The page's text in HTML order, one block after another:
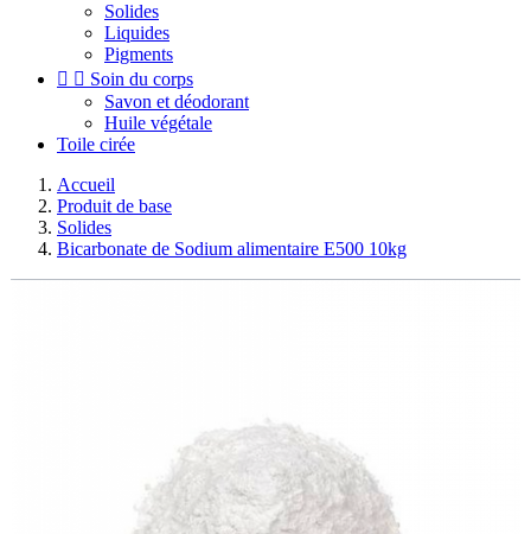
Solides
Liquides
Pigments
  Soin du corps
Savon et déodorant
Huile végétale
Toile cirée
Accueil
Produit de base
Solides
Bicarbonate de Sodium alimentaire E500 10kg